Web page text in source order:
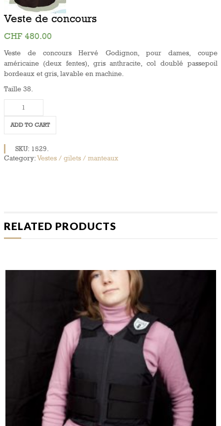
Veste de concours
CHF480.00
Veste de concours Hervé Godignon, pour dames, coupe
américaine (deux fentes), gris anthracite, col doublé passepoil
bordeaux et gris, lavable en machine.
Taille 38.
concours
ADD TO CART
SKU: 1529.
Category:Vestes / gilets / manteaux
RELATED PRODUCTS